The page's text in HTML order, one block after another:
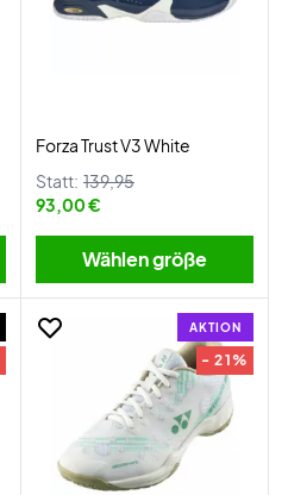
Forza Trust V3 White
Statt: 139,95
93,00 €
Wählen größe
AKTION
- 21%